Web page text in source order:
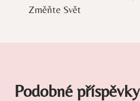
příspěvek
Změňte Svět
Podobné příspěvky